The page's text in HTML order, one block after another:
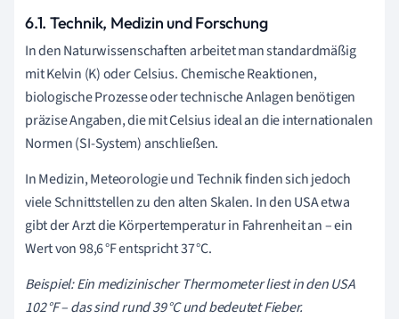
6.1. Technik, Medizin und Forschung
In den Naturwissenschaften arbeitet man standardmäßig
mit Kelvin (K) oder Celsius. Chemische Reaktionen,
biologische Prozesse oder technische Anlagen benötigen
präzise Angaben, die mit Celsius ideal an die internationalen
Normen (SI-System) anschließen.
In Medizin, Meteorologie und Technik finden sich jedoch
viele Schnittstellen zu den alten Skalen. In den USA etwa
gibt der Arzt die Körpertemperatur in Fahrenheit an – ein
Wert von 98,6 °F entspricht 37 °C.
Beispiel: Ein medizinischer Thermometer liest in den USA
102 °F – das sind rund 39 °C und bedeutet Fieber.